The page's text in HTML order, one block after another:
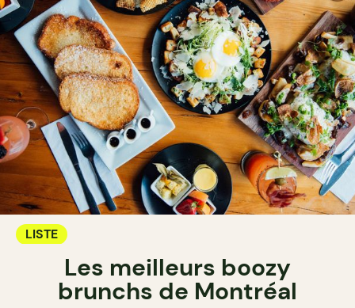
LISTE
Les meilleurs boozy
brunchs de Montréal